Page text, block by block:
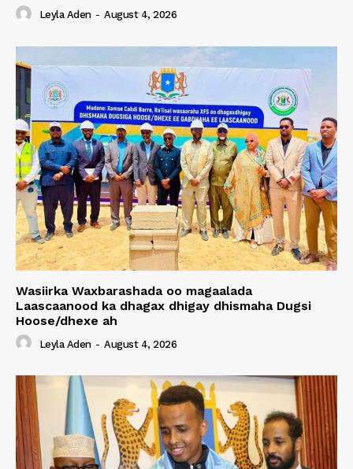
Leyla Aden - August 4, 2026
Wasiirka Waxbarashada oo magaalada
Laascaanood ka dhagax dhigay dhismaha Dugsi
Hoose/dhexe ah
Leyla Aden - August 4, 2026